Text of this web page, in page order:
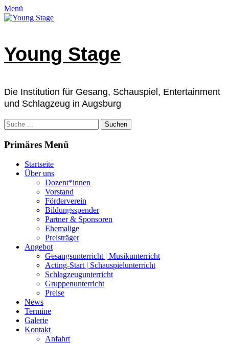
Zum
Inhalt
Facebook
E-
Mail
Instagram
Telefon
Verknüpfung
Menü
Young Stage
Die Institution für Gesang, Schauspiel, Entertainment
und Schlagzeug in Augsburg
Suchen
nach:
Primäres Menü
Startseite
Über uns
Dozent*innen
Vorstand
Förderverein
Bildungsspender
Partner & Sponsoren
Ehemalige
Preisträger
Angebot
Gesangsunterricht | Musikunterricht
Acting-Start | Schauspielunterricht
Schlagzeugunterricht
Gruppenunterricht
Preise
News
Termine
Galerie
Kontakt
Anfahrt